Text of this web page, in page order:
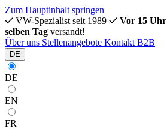
Zum Hauptinhalt springen
VW-Spezialist seit 1989
Vor 15 Uhr
selben Tag versandt!
Über uns Stellenangebote Kontakt B2B
DE
DE
EN
FR